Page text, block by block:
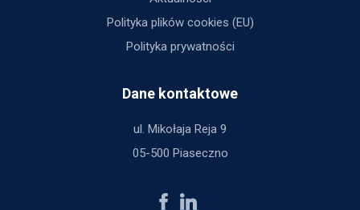
Polityka plików cookies (EU)
Polityka prywatności
Dane kontaktowe
ul. Mikołaja Reja 9
05-500 Piaseczno